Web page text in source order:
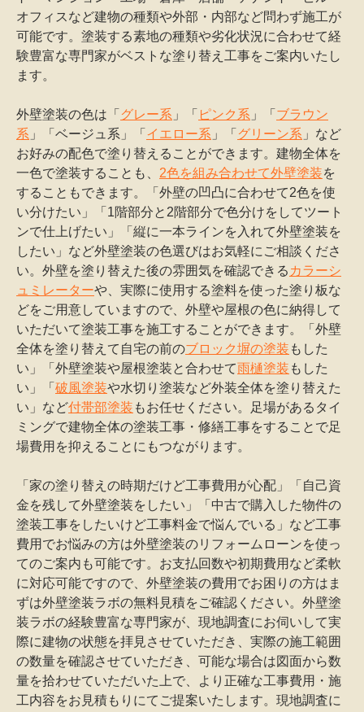
オフィスなど建物の種類や外部・内部など問わず施工が
可能です。塗装する素地の種類や劣化状況に合わせて経
験豊富な専門家がベストな塗り替え工事をご案内いたし
ます。
外壁塗装の色は「 グレー系 」「 ピンク系 」「 ブラウン
系 」「ベージュ系」「 イエロー系 」「 グリーン系 」など
お好みの配色で塗り替えることができます。建物全体を
一色で塗装することも、 2色を組み合わせて外壁塗装を
することもできます。「外壁の凹凸に合わせて2色を使
い分けたい」「1階部分と2階部分で色分けをしてツート
ンで仕上げたい」「縦に一本ラインを入れて外壁塗装を
したい」など外壁塗装の色選びはお気軽にご相談くださ
い。外壁を塗り替えた後の雰囲気を確認できる カラーシ
ュミレーターや、実際に使用する塗料を使った塗り板な
どをご用意していますので、外壁や屋根の色に納得して
いただいて塗装工事を施工することができます。「外壁
全体を塗り替えて自宅の前のブロック塀の塗装 もした
い」「外壁塗装や屋根塗装と合わせて雨樋塗装 もした
い」「 破風塗装や水切り塗装など外装全体を塗り替えた
い」など付帯部塗装 もお任せください。足場があるタイ
ミングで建物全体の塗装工事・修繕工事をすることで足
場費用を抑えることにもつながります。
「家の塗り替えの時期だけど工事費用が心配」「自己資
金を残して外壁塗装をしたい」「中古で購入した物件の
塗装工事をしたいけど工事料金で悩んでいる」など工事
費用でお悩みの方は外壁塗装のリフォームローンを使っ
てのご案内も可能です。お支払回数や初期費用など柔軟
に対応可能ですので、外壁塗装の費用でお困りの方はま
ずは外壁塗装ラボの無料見積をご確認ください。外壁塗
装ラボの経験豊富な専門家が、現地調査にお伺いして実
際に建物の状態を拝見させていただき、実際の施工範囲
の数量を確認させていただき、可能な場合は図面から数
量を拾わせていただいた上で、より正確な工事費用・施
工内容をお見積もりにてご提案いたします。現地調査に